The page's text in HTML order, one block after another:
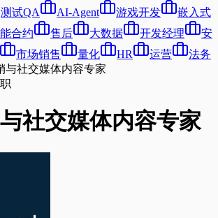
测试QA AI-Agent 游戏开发
嵌入式
合约 售后 大数据 开发经理
安
市场销售 量化 HR 运营
法务
与社交媒体内容专家
社交媒体内容专家